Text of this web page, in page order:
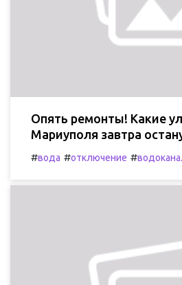
Опять ремонты! Какие
Мариуполя завтра
#вода #отключение #